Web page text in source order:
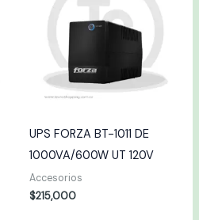
UPS FORZA BT-1011 DE
1000VA/600W UT 120V
Accesorios
$215,000